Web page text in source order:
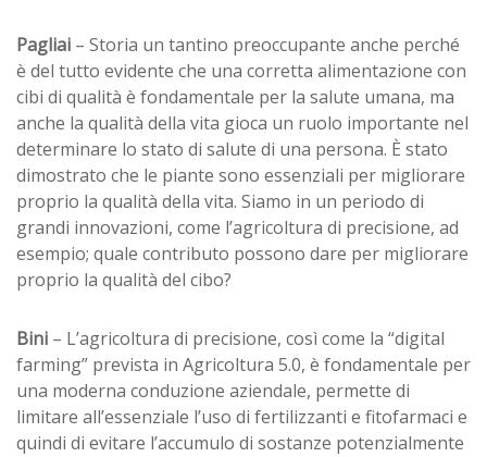
Pagliai – Storia un tantino preoccupante anche perché
è del tutto evidente che una corretta alimentazione con
cibi di qualità è fondamentale per la salute umana, ma
anche la qualità della vita gioca un ruolo importante nel
determinare lo stato di salute di una persona. È stato
dimostrato che le piante sono essenziali per migliorare
proprio la qualità della vita. Siamo in un periodo di
grandi innovazioni, come l’agricoltura di precisione, ad
esempio; quale contributo possono dare per migliorare
proprio la qualità del cibo?
Bini – L’agricoltura di precisione, così come la “digital
farming” prevista in Agricoltura 5.0, è fondamentale per
una moderna conduzione aziendale, permette di
limitare all’essenziale l’uso di fertilizzanti e fitofarmaci e
quindi di evitare l’accumulo di sostanze potenzialmente